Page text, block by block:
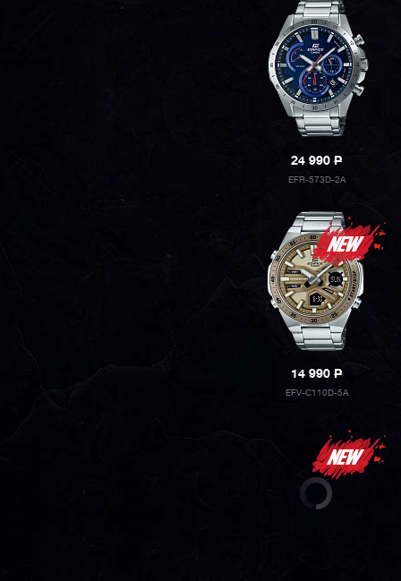
24 990P
EFR-573D-2A
14 990P
EFV-C110D-5A